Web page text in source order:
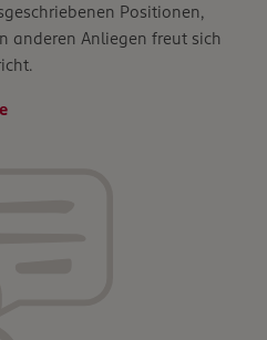
Positionen,
anderen Anliegen freut sich